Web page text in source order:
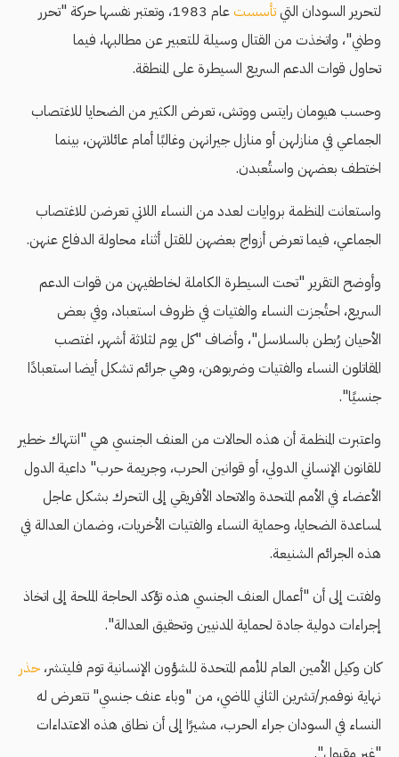
لتحرير السودان التي تأسست
عام 1983، وتعتبر نفسها حركة "تحرر
وطني"، واتخذت من القتال وسيلة للتعبير عن مطالبها، فيما
تحاول قوات الدعم السريع السيطرة على المنطقة.
وحسب هيومان رايتس ووتش، تعرض الكثير من الضحايا للاغتصاب
الجماعي في منازلهن أو منازل جيرانهن وغالبًا أمام عائلاتهن، بينما
اختطف بعضهن واستُعبدن.
واستعانت المنظمة بروايات لعدد من النساء اللاتي تعرضن للاغتصاب
الجماعي، فيما تعرض أزواج بعضهن للقتل أثناء محاولة الدفاع عنهن.
وأوضح التقرير "تحت السيطرة الكاملة لخاطفيهن من قوات الدعم
السريع، احتُجزت النساء والفتيات في ظروف استعباد، وفي بعض
الأحيان رُبطن بالسلاسل"، وأضاف "كل يوم لثلاثة أشهر، اغتصب
المقاتلون النساء والفتيات وضربوهن، وهي جرائم تشكل أيضا استعبادًا
جنسيًا".
واعتبرت المنظمة أن هذه الحالات من العنف الجنسي هي "انتهاك خطير
للقانون الإنساني الدولي، أو قوانين الحرب، وجريمة حرب" داعية الدول
الأعضاء في الأمم المتحدة والاتحاد الأفريقي إلى التحرك بشكل عاجل
لمساعدة الضحايا، وحماية النساء والفتيات الأخريات، وضمان العدالة في
هذه الجرائم الشنيعة.
ولفتت إلى أن "أعمال العنف الجنسي هذه تؤكد الحاجة الملحة إلى اتخاذ
إجراءات دولية جادة لحماية المدنيين وتحقيق العدالة".
كان وكيل الأمين العام للأمم المتحدة للشؤون الإنسانية توم فليتشر، حذر
نهاية نوفمبر/تشرين الثاني الماضي، من "وباء عنف جنسي" تتعرض له
النساء في السودان جراء الحرب، مشيرًا إلى أن نطاق هذه الاعتداءات